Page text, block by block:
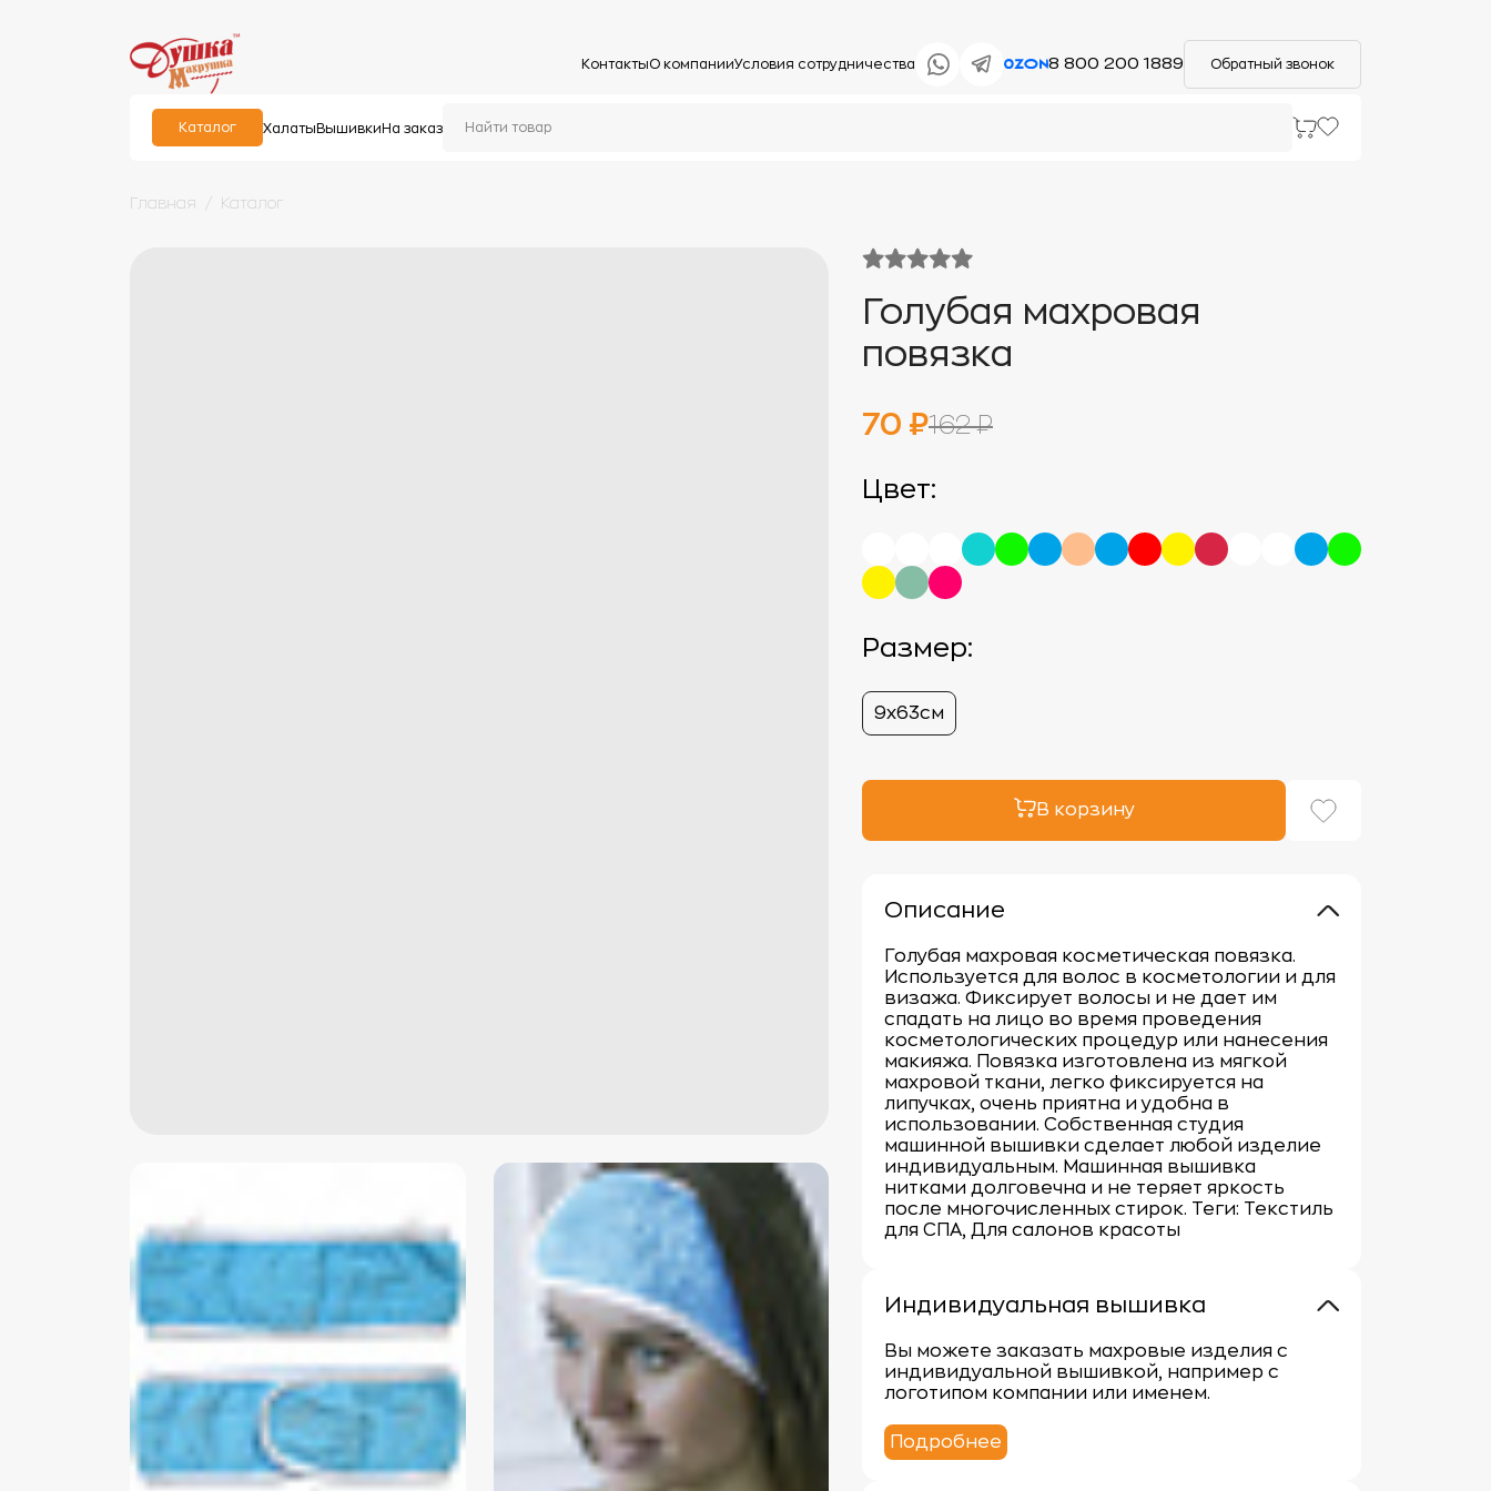
КонтактыО компанииУсловия сотрудничества 8 800 200 1889 Обратный звонок
Каталог Халаты Вышивки На заказ
Главная Каталог
Голубая махровая
повязка
70 ₽162 ₽
Цвет:
Размер:
9х63cм
В корзину
Описание
Голубая махровая косметическая повязка.
Используется для волос в косметологии и для
визажа. Фиксирует волосы и не дает им
спадать на лицо во время проведения
косметологических процедур или нанесения
макияжа. Повязка изготовлена из мягкой
махровой ткани, легко фиксируется на
липучках, очень приятна и удобна в
использовании. Собственная студия
машинной вышивки сделает любой изделие
индивидуальным. Машинная вышивка
нитками долговечна и не теряет яркость
после многочисленных стирок. Теги: Текстиль
для СПА, Для салонов красоты
Индивидуальная вышивка
Вы можете заказать махровые изделия с
индивидуальной вышивкой, например с
логотипом компании или именем.
Подробнее